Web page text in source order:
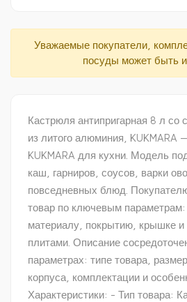
Уважаемые покупатели,
посуды может быть
Кастрюля антипригарная 8 л со
из литого алюминия, KUKMARA
KUKMARA для кухни. Модель
каш, гарниров, соусов, варки
повседневных блюд.
товар по ключевым
материалу, покрытию, крышке и
плитами. Описание
параметрах: типе товара,
корпуса, комплектации и
Характеристики: - Тип товара: